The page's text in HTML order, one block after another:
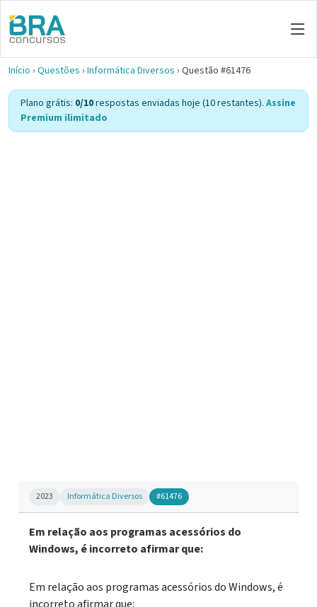
Início › Questões › Informática Diversos › Questão #61476
Plano grátis: 0/10respostas enviadas hoje (10 restantes). Assine
Premium ilimitado
2023 Informática Diversos #61476
Em relação aos programas acessórios do
Windows, é incorreto afirmar que:
Em relação aos programas acessórios do Windows, é